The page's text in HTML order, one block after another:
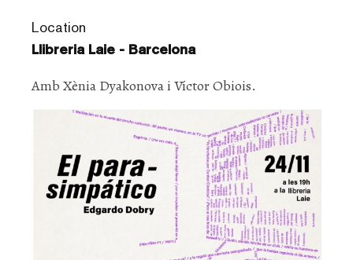
Location
Llibreria Laie - Barcelona
Amb Xènia Dyakonova i Víctor Obiois.